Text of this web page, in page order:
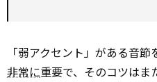
「弱アクセント」がある音
非常に重要で、そのコツはま